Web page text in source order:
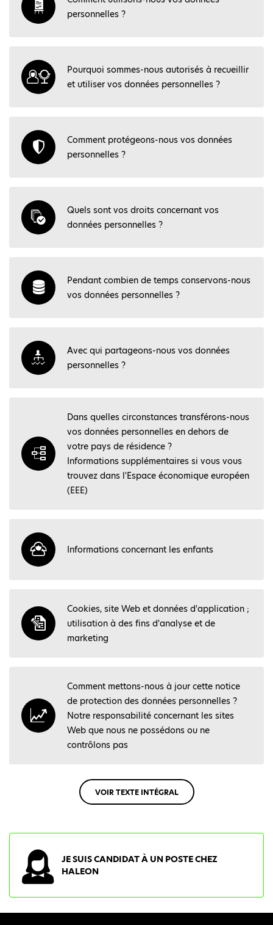
personnelles ?
Pourquoi sommes-nous autorisés à recueillir
et utiliser vos données personnelles ?
Comment protégeons-nous vos données
personnelles ?
Quels sont vos droits concernant vos
données personnelles ?
Pendant combien de temps conservons-nous
vos données personnelles ?
Avec qui partageons-nous vos données
personnelles ?
Dans quelles circonstances transférons-nous
vos données personnelles en dehors de
votre pays de résidence ?
Informations supplémentaires si vous vous
trouvez dans l'Espace économique européen
(EEE)
Informations concernant les enfants
Cookies, site Web et données d'application ;
utilisation à des fins d'analyse et de
marketing
Comment mettons-nous à jour cette notice
de protection des données personnelles ?
Notre responsabilité concernant les sites
Web que nous ne possédons ou ne
contrôlons pas
VOIR TEXTE INTÉGRAL
JE SUIS CANDIDAT À UN POSTE CHEZ
HALEON